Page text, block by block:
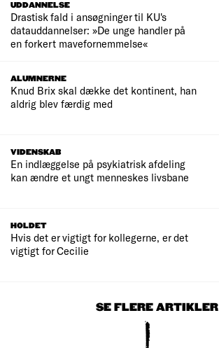
UDDANNELSE
Drastisk fald i ansøgninger til KU's
datauddannelser: »De unge handler på
en forkert mavefornemmelse«
ALUMNERNE
Knud Brix skal dække det kontinent, han
aldrig blev færdig med
VIDENSKAB
En indlæggelse på psykiatrisk afdeling
kan ændre et ungt menneskes livsbane
HOLDET
Hvis det er vigtigt for kollegerne, er det
vigtigt for Cecilie
SE FLERE ARTIKLER